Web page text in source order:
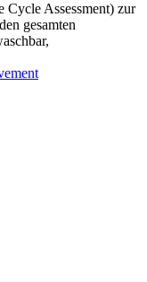
Assessment) zur
gesamten